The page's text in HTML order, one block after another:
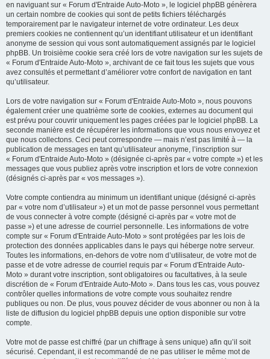
en naviguant sur « Forum d'Entraide Auto-Moto », le logiciel phpBB génèrera
un certain nombre de cookies qui sont de petits fichiers téléchargés
temporairement par le navigateur internet de votre ordinateur. Les deux
premiers cookies ne contiennent qu’un identifiant utilisateur et un identifiant
anonyme de session qui vous sont automatiquement assignés par le logiciel
phpBB. Un troisième cookie sera créé lors de votre navigation sur les sujets de
« Forum d'Entraide Auto-Moto », archivant de ce fait tous les sujets que vous
avez consultés et permettant d’améliorer votre confort de navigation en tant
qu’utilisateur.
Lors de votre navigation sur « Forum d'Entraide Auto-Moto », nous pouvons
également créer une quatrième sorte de cookies, externes au document qui
est prévu pour couvrir uniquement les pages créées par le logiciel phpBB. La
seconde manière est de récupérer les informations que vous nous envoyez et
que nous collectons. Ceci peut correspondre — mais n’est pas limité à — la
publication de messages en tant qu’utilisateur anonyme, l’inscription sur
« Forum d'Entraide Auto-Moto » (désignée ci-après par « votre compte ») et les
messages que vous publiez après votre inscription et lors de votre connexion
(désignés ci-après par « vos messages »).
Votre compte contiendra au minimum un identifiant unique (désigné ci-après
par « votre nom d’utilisateur ») et un mot de passe personnel vous permettant
de vous connecter à votre compte (désigné ci-après par « votre mot de
passe ») et une adresse de courriel personnelle. Les informations de votre
compte sur « Forum d'Entraide Auto-Moto » sont protégées par les lois de
protection des données applicables dans le pays qui héberge notre serveur.
Toutes les informations, en-dehors de votre nom d’utilisateur, de votre mot de
passe et de votre adresse de courriel requis par « Forum d'Entraide Auto-
Moto » durant votre inscription, sont obligatoires ou facultatives, à la seule
discrétion de « Forum d'Entraide Auto-Moto ». Dans tous les cas, vous pouvez
contrôler quelles informations de votre compte vous souhaitez rendre
publiques ou non. De plus, vous pouvez décider de vous abonner ou non à la
liste de diffusion du logiciel phpBB depuis une option disponible sur votre
compte.
Votre mot de passe est chiffré (par un chiffrage à sens unique) afin qu’il soit
sécurisé. Cependant, il est recommandé de ne pas utiliser le même mot de